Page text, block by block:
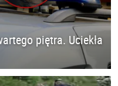
piętra. Uciekła